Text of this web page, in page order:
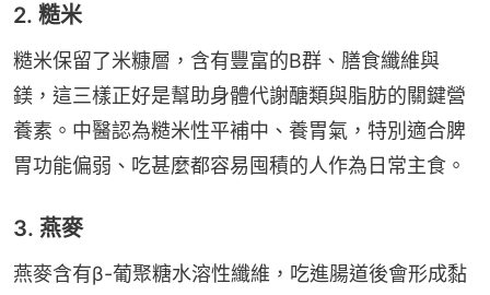
2. 糙米
糙米保留了米糠層，含有豐富的B群、膳食纖維與
鎂，這三樣正好是幫助身體代謝醣類與脂肪的關鍵營
養素。中醫認為糙米性平補中、養胃氣，特別適合脾
胃功能偏弱、吃甚麼都容易囤積的人作為日常主食。
3. 燕麥
燕麥含有β-葡聚糖水溶性纖維，吃進腸道後會形成黏